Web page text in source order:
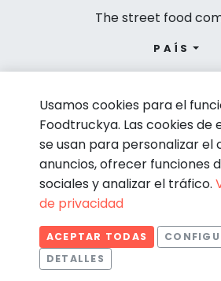
The street food
PAÍS
© Foodtruckya
Condiciones de contratación
Aviso legal
Usamos cookies para el
Foodtruckya. Las cookies de
se usan para personalizar el
anuncios, ofrecer funciones
sociales y analizar el tráfico.
de privacidad
ACEPTAR TODAS
DETALLES